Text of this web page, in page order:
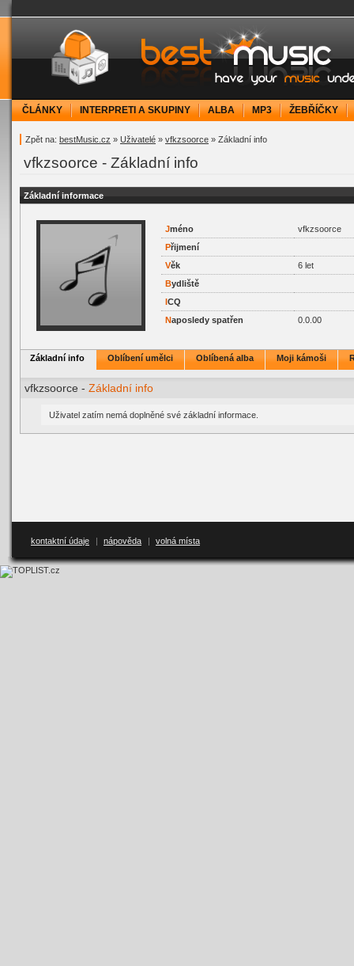
bestMusic.cz - Have your music under
ČLÁNKY INTERPRETI A SKUPINY ALBA MP3 ŽEBŘÍČKY
Zpět na: bestMusic.cz » Uživatelé » vfkzsoorce » Základní info
vfkzsoorce - Základní info
Základní informace
Jméno
vfkzsoorce
Přijmení
Věk
6 let
Bydliště
ICQ
Naposledy spatřen 0.0.00
Základní info Oblíbení umělci Oblíbená alba Moji kámoši
vfkzsoorce - Základní info
Uživatel zatím nemá doplněné své základní informace.
kontaktní údaje | nápověda | volná místa